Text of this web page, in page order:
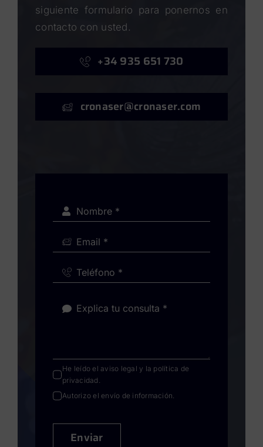
siguiente formulario para ponernos en
contacto con usted.
+34 935 651 730
cronaser@cronaser.com
He leído elaviso legal y la política de
privacidad .
Autorizo el envío de información.
Enviar